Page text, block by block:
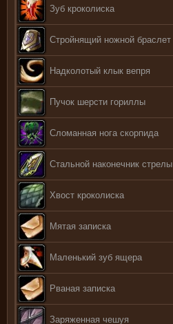
Зуб кроколиска
Стройнящий ножной браслет
Надколотый клык вепря
Пучок шерсти гориллы
Сломанная нога скорпида
Стальной наконечник стрелы
Хвост кроколиска
Мятая записка
Маленький зуб ящера
Рваная записка
Заряженная чешуя